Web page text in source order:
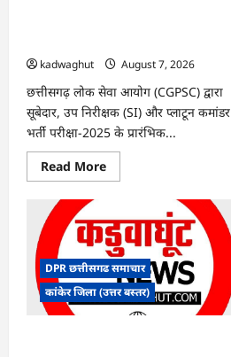
kadwaghut
August 7, 2026
छत्तीसगढ़ लोक सेवा आयोग (CGPSC) द्वारा
सूबेदार, उप निरीक्षक (SI) और प्लाटून कमांडर
भर्ती परीक्षा-2025 के प्रारंभिक...
Read MoreRead
more
SI
भर्ती
रिजल्ट
में
‘न्यूज़’,
‘स्पेस
रानी’
और
DPR छत्तीसगढ समाचार
कांकेर जिला (उत्तर बस्तर)